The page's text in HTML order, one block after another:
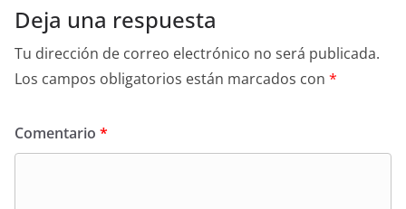
Deja una respuesta
Tu dirección de correo electrónico no será publicada.
Los campos obligatorios están marcados con *
Comentario *